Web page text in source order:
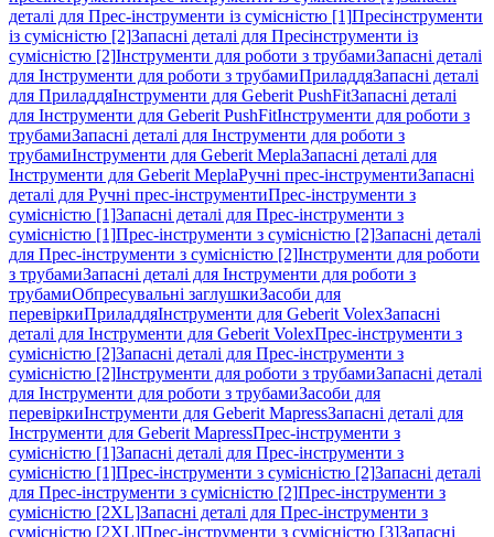
деталі для Прес-інструменти із сумісністю [1]Пресінструменти
із сумісністю [2]Запасні деталі для Пресінструменти із
сумісністю [2]Інструменти для роботи з трубамиЗапасні деталі
для Інструменти для роботи з трубамиПриладдяЗапасні деталі
для ПриладдяІнструменти для Geberit PushFitЗапасні деталі
для Інструменти для Geberit PushFitІнструменти для роботи з
трубамиЗапасні деталі для Інструменти для роботи з
трубамиІнструменти для Geberit MeplaЗапасні деталі для
Інструменти для Geberit MeplaРучні прес-інструментиЗапасні
деталі для Ручні прес-інструментиПрес-інструменти з
сумісністю [1]Запасні деталі для Прес-інструменти з
сумісністю [1]Прес-інструменти з сумісністю [2]Запасні деталі
для Прес-інструменти з сумісністю [2]Інструменти для роботи
з трубамиЗапасні деталі для Інструменти для роботи з
трубамиОбпресувальні заглушкиЗасоби для
перевіркиПриладдяІнструменти для Geberit VolexЗапасні
деталі для Інструменти для Geberit VolexПрес-інструменти з
сумісністю [2]Запасні деталі для Прес-інструменти з
сумісністю [2]Інструменти для роботи з трубамиЗапасні деталі
для Інструменти для роботи з трубамиЗасоби для
перевіркиІнструменти для Geberit MapressЗапасні деталі для
Інструменти для Geberit MapressПрес-інструменти з
сумісністю [1]Запасні деталі для Прес-інструменти з
сумісністю [1]Прес-інструменти з сумісністю [2]Запасні деталі
для Прес-інструменти з сумісністю [2]Прес-інструменти з
сумісністю [2XL]Запасні деталі для Прес-інструменти з
сумісністю [2XL]Прес-інструменти з сумісністю [3]Запасні